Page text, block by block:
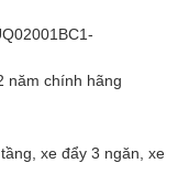
năm chính hãng
xe đẩy 3 ngăn, xe